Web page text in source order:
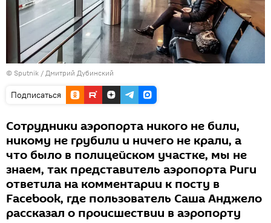
© Sputnik / Дмитрий Дубинский
Подписаться
Сотрудники аэропорта никого не били,
никому не грубили и ничего не крали, а
что было в полицейском участке, мы не
знаем, так представитель аэропорта Риги
ответила на комментарии к посту в
Facebook, где пользователь Саша Анджело
рассказал о происшествии в аэропорту